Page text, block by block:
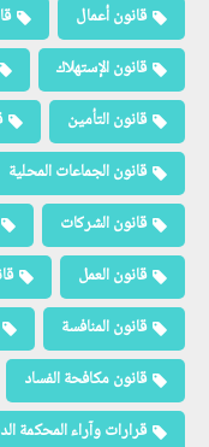
قانون أعمال
قانون الإستهلاك
قانون التأمين
قانون الجماعات المحلية
قانون الشركات
قانون العمل
قانون المنافسة
قانون مكافحة الفساد
قرارات وآراء المحكمة